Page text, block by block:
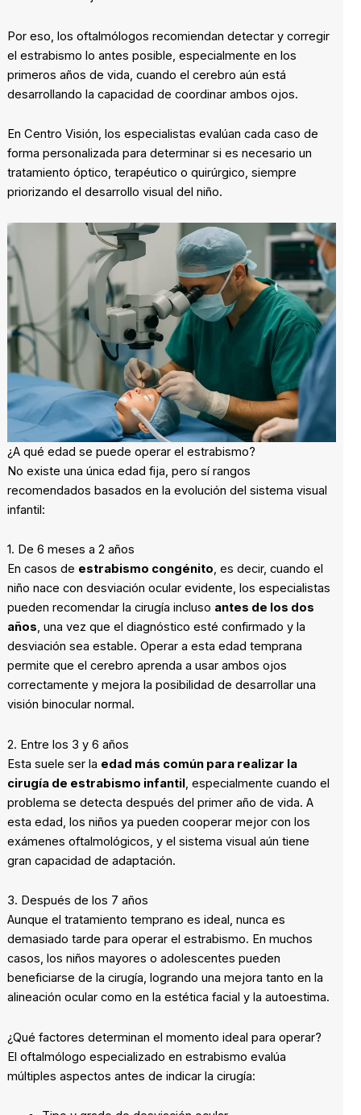
Por eso, los oftalmólogos recomiendan detectar y corregir
el estrabismo lo antes posible, especialmente en los
primeros años de vida, cuando el cerebro aún está
desarrollando la capacidad de coordinar ambos ojos.
En Centro Visión, los especialistas evalúan cada caso de
forma personalizada para determinar si es necesario un
tratamiento óptico, terapéutico o quirúrgico, siempre
priorizando el desarrollo visual del niño.
¿A qué edad se puede operar el estrabismo?
No existe una única edad fija, pero sí rangos
recomendados basados en la evolución del sistema visual
infantil:
1. De 6 meses a 2 años
En casos de estrabismo congénito, es decir, cuando el
niño nace con desviación ocular evidente, los especialistas
pueden recomendar la cirugía incluso antes de los dos
años, una vez que el diagnóstico esté confirmado y la
desviación sea estable. Operar a esta edad temprana
permite que el cerebro aprenda a usar ambos ojos
correctamente y mejora la posibilidad de desarrollar una
visión binocular normal.
2. Entre los 3 y 6 años
Esta suele ser la edad más común para realizar la
cirugía de estrabismo infantil, especialmente cuando el
problema se detecta después del primer año de vida. A
esta edad, los niños ya pueden cooperar mejor con los
exámenes oftalmológicos, y el sistema visual aún tiene
gran capacidad de adaptación.
3. Después de los 7 años
Aunque el tratamiento temprano es ideal, nunca es
demasiado tarde para operar el estrabismo. En muchos
casos, los niños mayores o adolescentes pueden
beneficiarse de la cirugía, logrando una mejora tanto en la
alineación ocular como en la estética facial y la autoestima.
¿Qué factores determinan el momento ideal para operar?
El oftalmólogo especializado en estrabismo evalúa
múltiples aspectos antes de indicar la cirugía: